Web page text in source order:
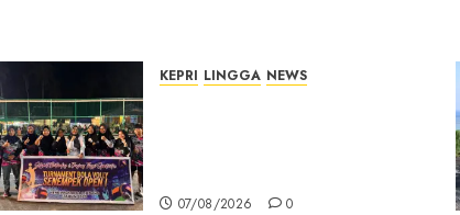
KEPRI LINGGA NEWS
07/08/2026 0